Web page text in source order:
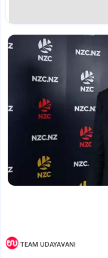
TEAM UDAYAVANI